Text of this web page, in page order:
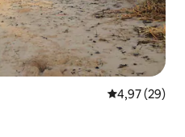
4,97 de uma
4,97 (29)